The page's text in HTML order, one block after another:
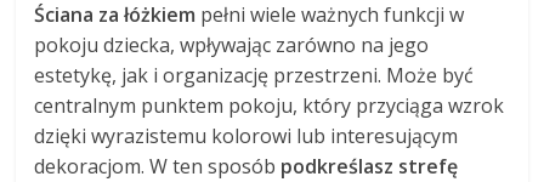
Ściana za łóżkiem pełni wiele ważnych funkcji w
pokoju dziecka, wpływając zarówno na jego
estetykę, jak i organizację przestrzeni. Może być
centralnym punktem pokoju, który przyciąga wzrok
dzięki wyrazistemu kolorowi lub interesującym
dekoracjom. W ten sposób podkreślasz strefę